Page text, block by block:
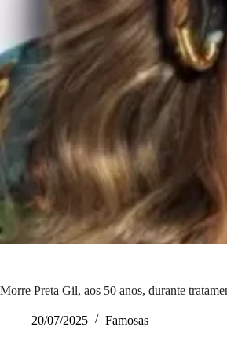
Morre Preta Gil, aos 50 anos, durante
20/07/2025 Famosas